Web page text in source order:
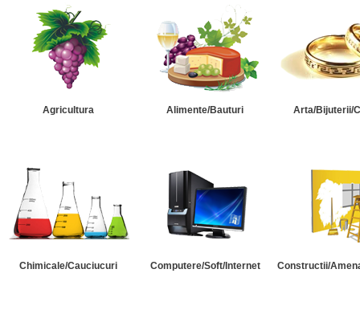
Agricultura Alimente/Bauturi Arta/Bijuterii/
Chimicale/Cauciucuri Computere/Soft/Internet Constructii/